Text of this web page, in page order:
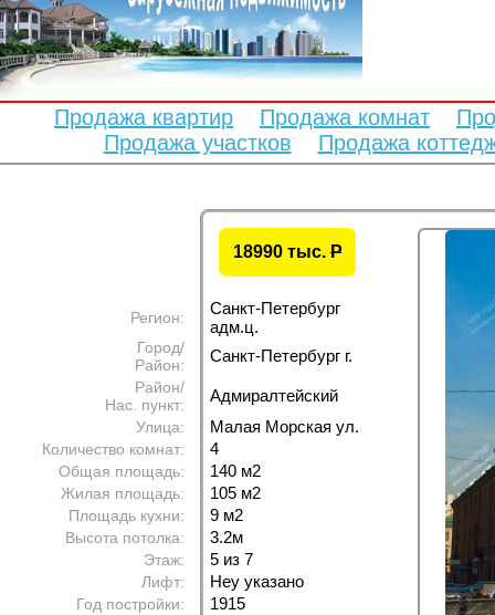
Продажа квартир Продажа комнат
Продажа участков
Продажа
18990 тыс. P
Регион:
Санкт-Петербург
адм.ц.
Город/
Район:
Санкт-Петербург г.
Район/
Нас. пункт:
Адмиралтейский
Улица: Малая Морская ул.
Количество комнат: 4
Общая площадь: 140 м2
Жилая площадь: 105 м2
Площадь кухни: 9 м2
Высота потолка: 3.2м
Этаж: 5 из 7
Лифт: Неу указано
Год постройки: 1915